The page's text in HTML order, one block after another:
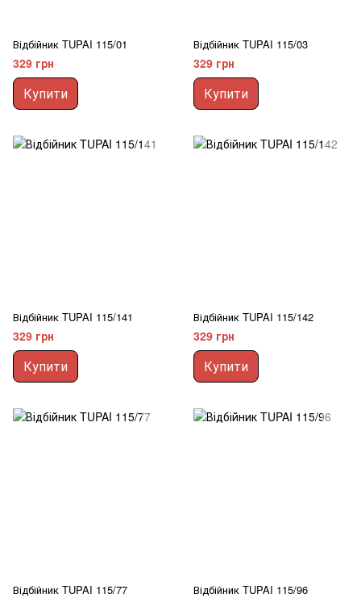
Відбійник TUPAI 115/01
329 грн
Купити
Відбійник TUPAI 115/03
329 грн
Купити
Відбійник TUPAI 115/141
329 грн
Купити
Відбійник TUPAI 115/142
329 грн
Купити
Відбійник TUPAI 115/77 Відбійник TUPAI 115/96